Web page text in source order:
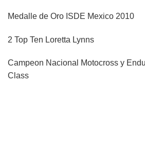
Medalle de Oro ISDE Mexico 2010
2 Top Ten Loretta Lynns
Campeon Nacional Motocross y
Class